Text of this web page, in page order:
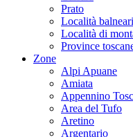
Prato
Località balneari
Località di
Province
Zone
Alpi Apuane
Amiata
Appennino
Area del Tufo
Aretino
Argentario